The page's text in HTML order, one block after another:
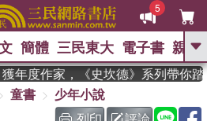
5
GO
熱搜： 東野圭吾 、
The Odyssey 、 父親節 、 如果歷
簡體 三民東大 電子書 親子
度作家，《史坎德》系列帶你踏
童書
少年小說